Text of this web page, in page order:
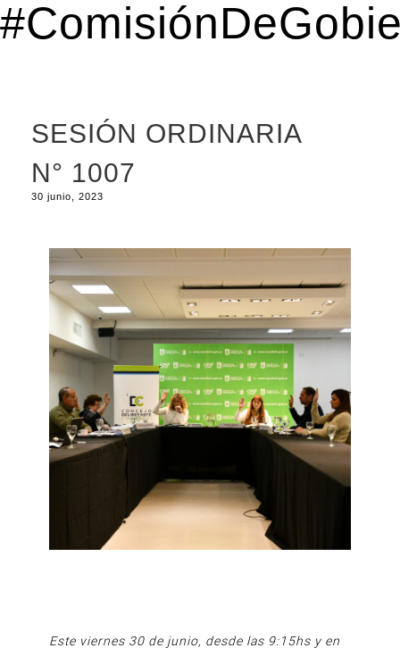
SESIÓN ORDINARIA
N° 1007
30 junio, 2023
Este viernes 30 de junio, desde las 9:15hs y en